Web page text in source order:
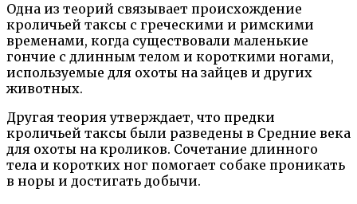
Одна из теорий связывает происхождение
кроличьей таксы с греческими и римскими
временами, когда существовали маленькие
гончие с длинным телом и короткими ногами,
используемые для охоты на зайцев и других
животных.
Другая теория утверждает, что предки
кроличьей таксы были разведены в Средние века
для охоты на кроликов. Сочетание длинного
тела и коротких ног помогает собаке проникать
в норы и достигать добычи.